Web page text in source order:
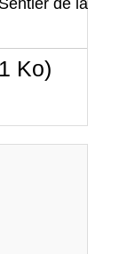
de la
Ko)